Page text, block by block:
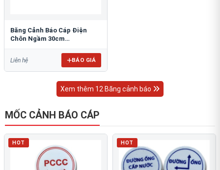
Băng Cảnh Báo Cáp Điện
Chôn Ngầm 30cm
Liên hệ BÁO GIÁ
Xem thêm 12 Băng cảnh báo
MỐC CẢNH BÁO CÁP
HOT HOT